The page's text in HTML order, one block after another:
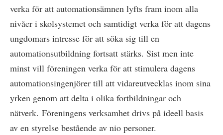
verka för att automationsämnen lyfts fram inom alla
nivåer i skolsystemet och samtidigt verka för att dagens
ungdomars intresse för att söka sig till en
automationsutbildning fortsatt stärks. Sist men inte
minst vill föreningen verka för att stimulera dagens
automationsingenjörer till att vidareutvecklas inom sina
yrken genom att delta i olika fortbildningar och
nätverk. Föreningens verksamhet drivs på ideell basis
av en styrelse bestående av nio personer.